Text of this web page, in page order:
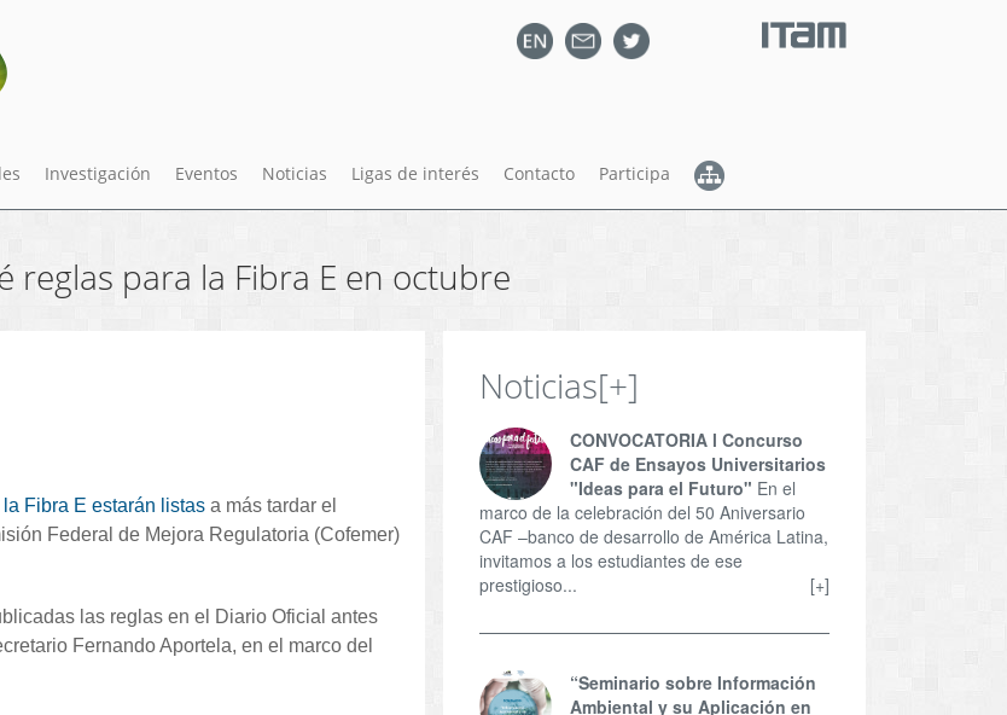
Investigación Eventos Noticias Ligas de interés Contacto Participa
reglas para la Fibra E en octubre
Fibra E estarán listas a más tardar el
Federal de Mejora Regulatoria (Cofemer)
las reglas en el Diario Oficial antes
Fernando Aportela, en el marco del
Noticias[+]
CONVOCATORIA l Concurso
CAF de Ensayos Universitarios
"Ideas para el Futuro" En el
marco de la celebración del 50 Aniversario
CAF –banco de desarrollo de América Latina,
invitamos a los estudiantes de ese
prestigioso...
[+]
“Seminario sobre Información
Ambiental y su Aplicación en